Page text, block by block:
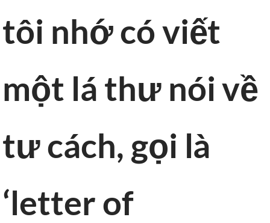
tôi nhớ có viết
một lá thư nói về
tư cách, gọi là
‘letter of